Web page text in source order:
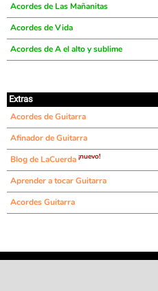
Acordes de Las Mañanitas
Acordes de Vida
Acordes de A el alto y sublime
Extras
Acordes de Guitarra
Afinador de Guitarra
Blog de LaCuerda ¡nuevo!
Aprender a tocar Guitarra
Acordes Guitarra